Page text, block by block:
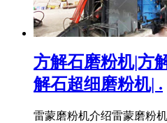
方解石磨粉机|方
解石超细磨粉机| .
雷蒙磨粉机介绍雷蒙磨粉